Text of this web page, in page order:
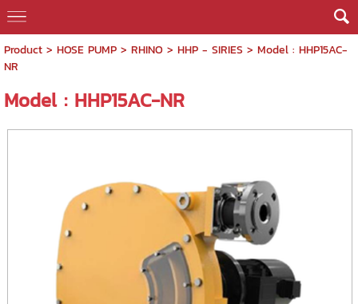
Product> HOSE PUMP> RHINO> HHP - SIRIES> Model : HHP15AC-
NR
Model : HHP15AC-NR